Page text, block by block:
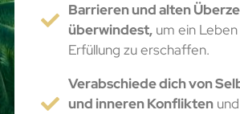
Barrieren und alten
überwindest,um ein
Erfüllung zu erschaffen.
Verabschiede dich von
und inneren Konflikten